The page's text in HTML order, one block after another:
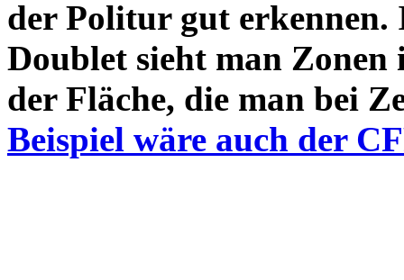
der Politur gut
Doublet sieht man Zonen
der Fläche, die man bei
Beispiel wäre auch der